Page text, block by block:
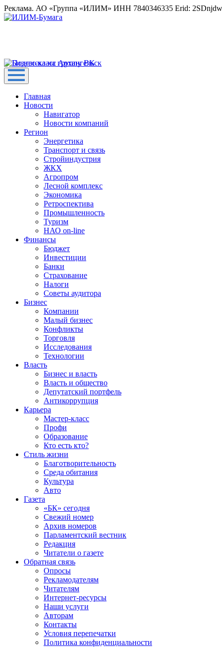
Реклама. АО «Группа «ИЛИМ» ИНН 7840346335 Erid:
Главная
Новости
Навигатор
Новости компаний
Регион
Энергетика
Транспорт и связь
Стройиндустрия
ЖКХ
Агропром
Лесной комплекс
Экономика
Ретроспектива
Промышленность
Туризм
НАО on-line
Финансы
Бюджет
Инвестиции
Банки
Страхование
Налоги
Советы аудитора
Бизнес
Компании
Малый бизнес
Конфликты
Торговля
Исследования
Технологии
Власть
Бизнес и власть
Власть и общество
Депутатский портфель
Антикоррупция
Карьера
Мастер-класс
Профи
Образование
Кто есть кто?
Стиль жизни
Благотворительность
Среда обитания
Культура
Авто
Газета
«БК» сегодня
Свежий номер
Архив номеров
Парламентский вестник
Редакция
Читатели о газете
Обратная связь
Опросы
Рекламодателям
Читателям
Интернет-ресурсы
Наши услуги
Авторам
Контакты
Условия перепечатки
Политика конфиденциальности